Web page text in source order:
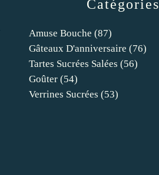
Catégories
Amuse Bouche (87)
Gâteaux D'anniversaire (76)
Tartes Sucrées Salées (56)
Goûter (54)
Verrines Sucrées (53)